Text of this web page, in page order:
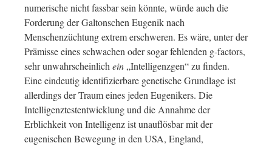
numerische nicht fassbar sein könnte, würde auch die
Forderung der Galtonschen Eugenik nach
Menschenzüchtung extrem erschweren. Es wäre, unter der
Prämisse eines schwachen oder sogar fehlenden g-factors,
sehr unwahrscheinlich ein „Intelligenzgen“ zu finden.
Eine eindeutig identifizierbare genetische Grundlage ist
allerdings der Traum eines jeden Eugenikers. Die
Intelligenztestentwicklung und die Annahme der
Erblichkeit von Intelligenz ist unauflösbar mit der
eugenischen Bewegung in den USA, England,